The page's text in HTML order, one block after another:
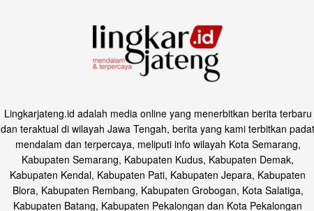
Lingkarjateng.id adalah media online yang menerbitkan berita terbaru
dan teraktual di wilayah Jawa Tengah, berita yang kami terbitkan padat
mendalam dan terpercaya, meliputi info wilayah Kota Semarang,
Kabupaten Semarang, Kabupaten Kudus, Kabupaten Demak,
Kabupaten Kendal, Kabupaten Pati, Kabupaten Jepara, Kabupaten
Blora, Kabupaten Rembang, Kabupaten Grobogan, Kota Salatiga,
Kabupaten Batang, Kabupaten Pekalongan dan Kota Pekalongan